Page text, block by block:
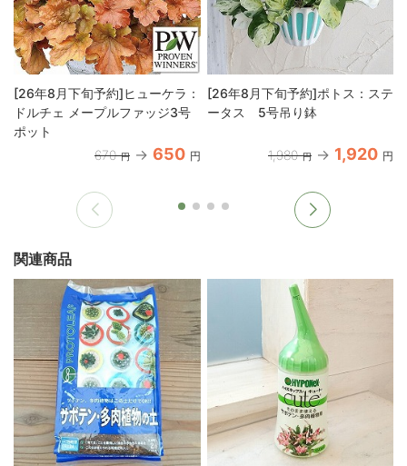
[26年8月下旬予約]ヒューケラ：
ドルチェ メープルファッジ3号
ポット
670 円 650 円
[26年8月下旬予約]ポトス：ステ
ータス 5号吊り鉢
1,980 円 1,920 円
関連商品